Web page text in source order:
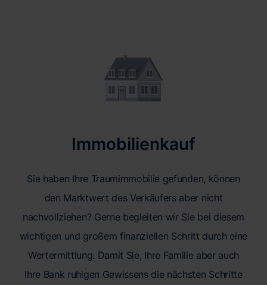
Immobilienkauf
Sie haben Ihre Traumimmobilie gefunden, können
den Marktwert des Verkäufers aber nicht
nachvollziehen? Gerne begleiten wir Sie bei diesem
wichtigen und großem finanziellen Schritt durch eine
Wertermittlung. Damit Sie, Ihre Familie aber auch
Ihre Bank ruhigen Gewissens die nächsten Schritte